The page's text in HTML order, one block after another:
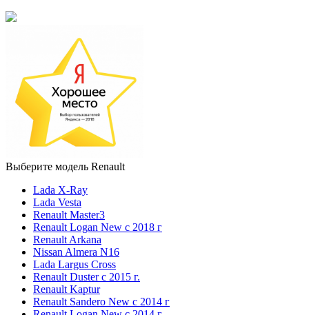
Выберите модель Renault
Lada X-Ray
Lada Vesta
Renault Master3
Renault Logan New с 2018 г
Renault Arkana
Nissan Almera N16
Lada Largus Cross
Renault Duster с 2015 г.
Renault Kaptur
Renault Sandero New с 2014 г